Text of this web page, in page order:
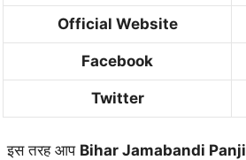
Official Website
Facebook
Twitter
इस तरह आप Bihar Jamabandi